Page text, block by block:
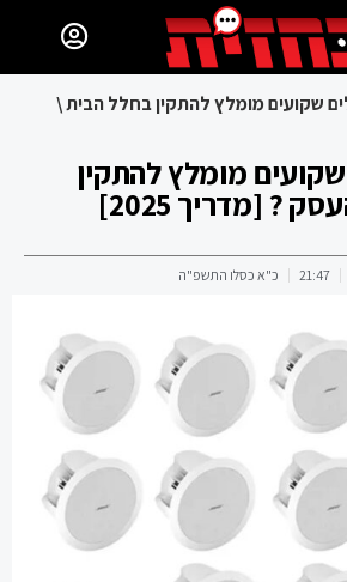
שקועים מומלץ להתקין בחלל הבית \
מומלץ להתקין
? [מדריך 2025]
21:47 כ"א כסלו התשפ"ה